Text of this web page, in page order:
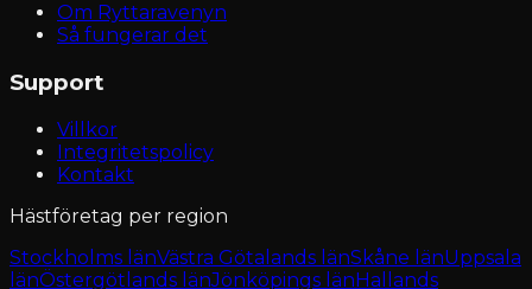
Om Ryttaravenyn
Så fungerar det
Support
Villkor
Integritetspolicy
Kontakt
Hästföretag per region
Stockholms länVästra Götalands länSkåne länUppsala
länÖstergötlands länJönköpings länHallands